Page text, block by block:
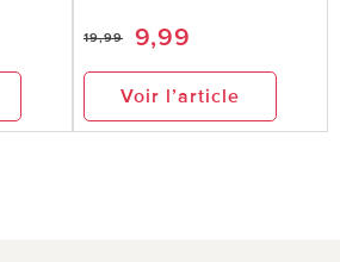
19,99 9,99
Voir l’article